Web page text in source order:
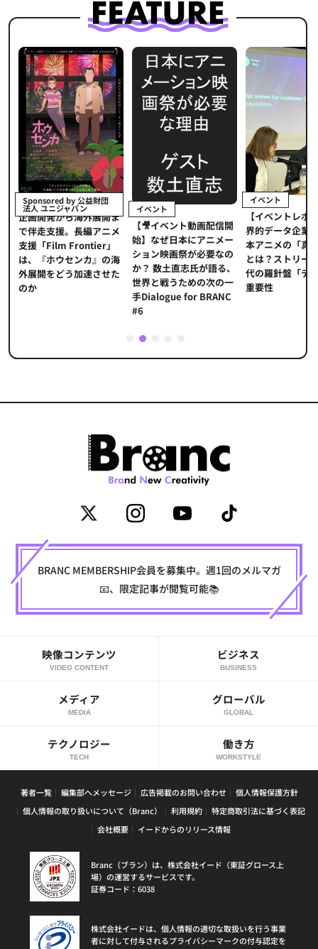
Sponsored by 公益財団
法人 ユニジャパン
企画開発から海外展開ま
で伴走支援。長編アニメ
支援「Film Frontier」
は、『ホウセンカ』の海
外展開をどう加速させた
のか
イベント
【🎥イベント動画配信開
始】なぜ日本にアニメー
ション映画祭が必要なの
か？ 数土直志氏が語る、
世界と戦うための次の一
手Dialogue for BRANC
#6
イベント
【イベントレポ
界的データ企業
本アニメの「真
とは？ストリー
代の羅針盤「デ
重要性
2
BRANC MEMBERSHIP会員を募集中。週1回のメルマガ
📧、限定記事が閲覧可能📚
映像コンテンツ
VIDEO CONTENT
ビジネス
BUSINESS
メディア
MEDIA
グローバル
GLOBAL
テクノロジー
TECH
働き方
WORKSTYLE
著者一覧 編集部へメッセージ 広告掲載のお問い合わせ
個人情報保護方針
個人情報の取り扱いについて（Branc）
利用規約
特定商取引法に基づく表記
会社概要
イードからのリリース情報
Branc（ブラン）は、株式会社イード（東証グロース上
場）の運営するサービスです。
証券コード：6038
株式会社イードは、個人情報の適切な取扱いを行う事業
者に対して付与されるプライバシーマークの付与認定を